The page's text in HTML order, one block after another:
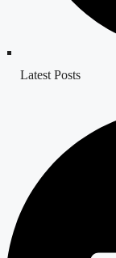
Latest Posts